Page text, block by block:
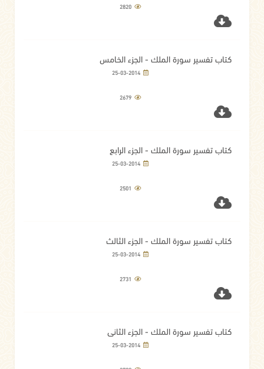
2820
كتاب تفسير سورة الملك - الجزء الخامس
25-03-2014
2679
كتاب تفسير سورة الملك - الجزء الرابع
25-03-2014
كتاب تفسير سورة الملك - الجزء الثالث
25-03-2014
كتاب تفسير سورة الملك - الجزء الثاني
25-03-2014